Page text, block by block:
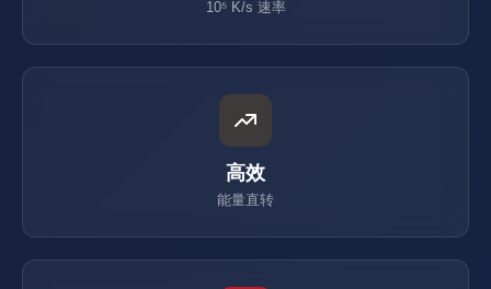
10⁵ K/s 速率
高效
能量直转